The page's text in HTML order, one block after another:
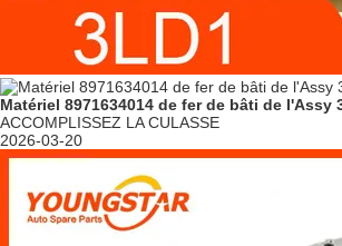
Matériel 8971634014 de fer de bâti de
ACCOMPLISSEZ LA CULASSE
2026-03-20